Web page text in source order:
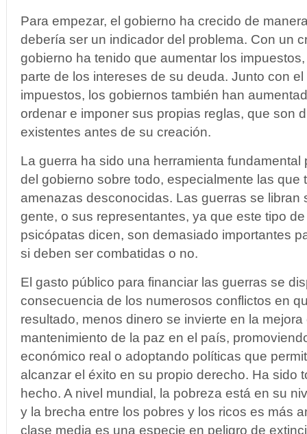
Para empezar, el gobierno ha crecido de
debería ser un indicador del problema. Con un
gobierno ha tenido que aumentar los
parte de los intereses de su deuda. Junto con
impuestos, los gobiernos también han
ordenar e imponer sus propias reglas, que son
existentes antes de su creación.
La guerra ha sido una herramienta fundamental
del gobierno sobre todo, especialmente las que
amenazas desconocidas. Las guerras se libran
gente, o sus representantes, ya que este tipo
psicópatas dicen, son demasiado importantes
si deben ser combatidas o no.
El gasto público para financiar las guerras se
consecuencia de los numerosos conflictos en
resultado, menos dinero se invierte en la
mantenimiento de la paz en el país,
económico real o adoptando políticas que
alcanzar el éxito en su propio derecho. Ha sido
hecho. A nivel mundial, la pobreza está en su
y la brecha entre los pobres y los ricos es más
clase media es una especie en peligro de